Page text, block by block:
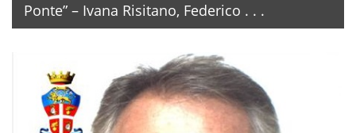
Ponte” – Ivana Risitano, Federico . . .